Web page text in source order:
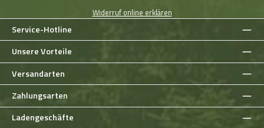
Widerruf online erklären
Service-Hotline
Unsere Vorteile
Versandarten
Zahlungsarten
Ladengeschäfte